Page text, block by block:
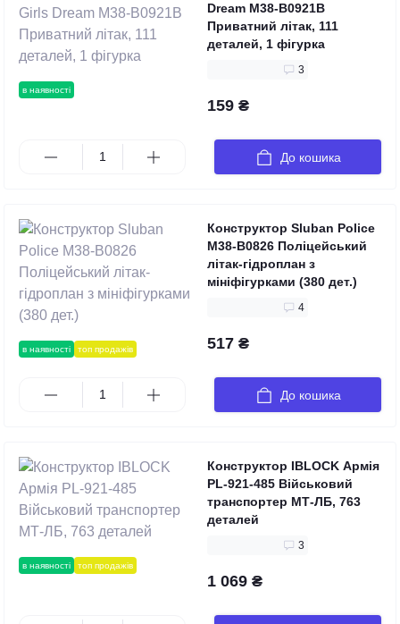
в наявності
Dream M38-B0921B
Приватний літак, 111
деталей, 1 фігурка
3
159 ₴
До кошика
в наявності топ продажів
Конструктор Sluban Police
M38-B0826 Поліцейський
літак-гідроплан з
мініфігурками (380 дет.)
4
517 ₴
До кошика
в наявності топ продажів
Конструктор IBLOCK Армія
PL-921-485 Військовий
транспортер МТ-ЛБ, 763
деталей
3
1 069 ₴